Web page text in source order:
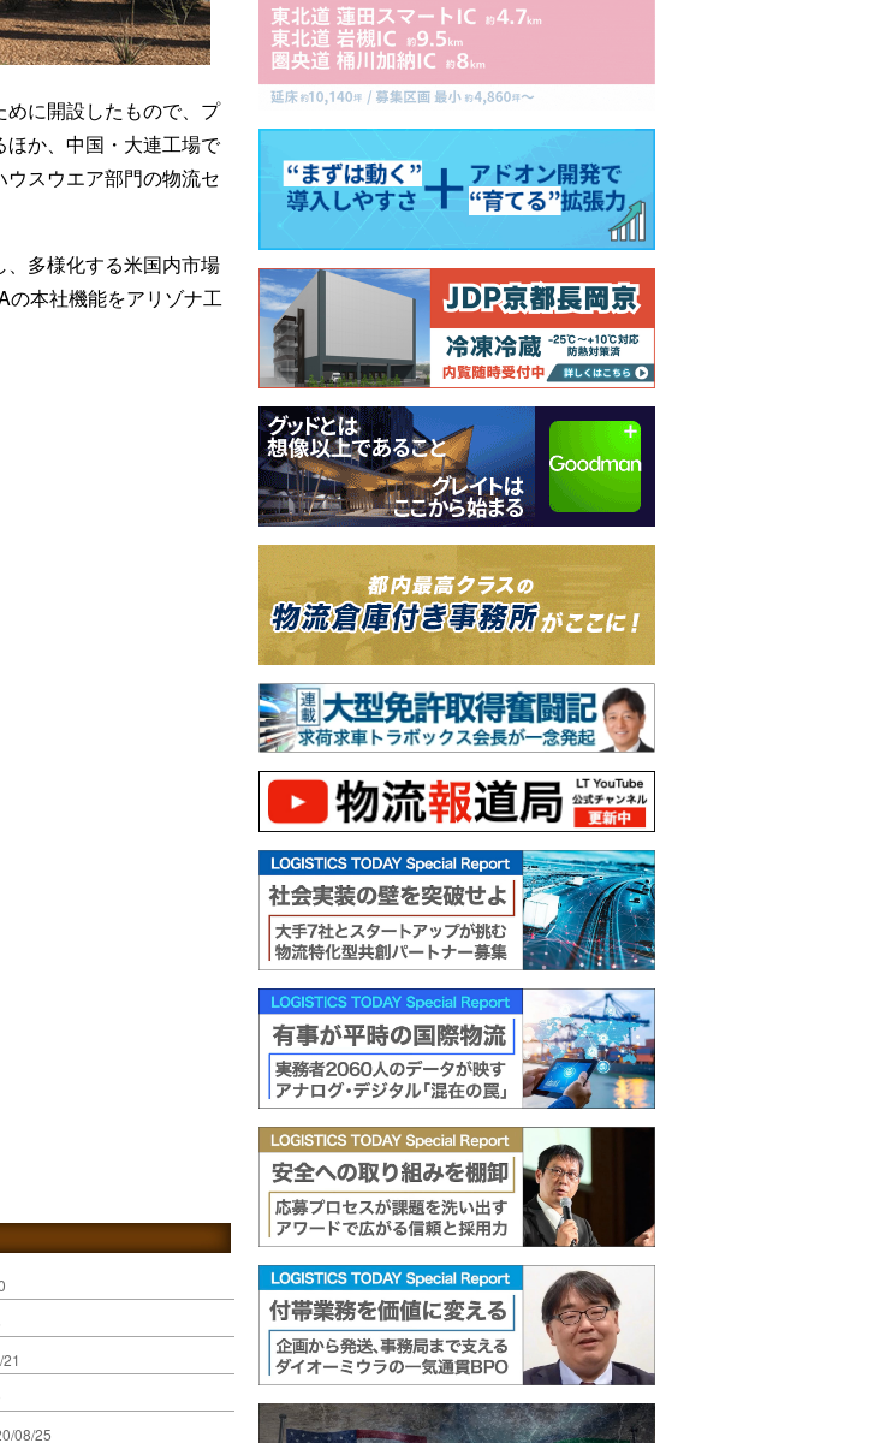
に開設したもので、プ
か、中国・大連工場で
スウエア部門の物流セ
多様化する米国内市場
の本社機能をアリゾナ工
08/25